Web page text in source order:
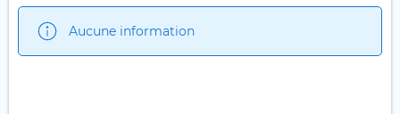
Aucune information